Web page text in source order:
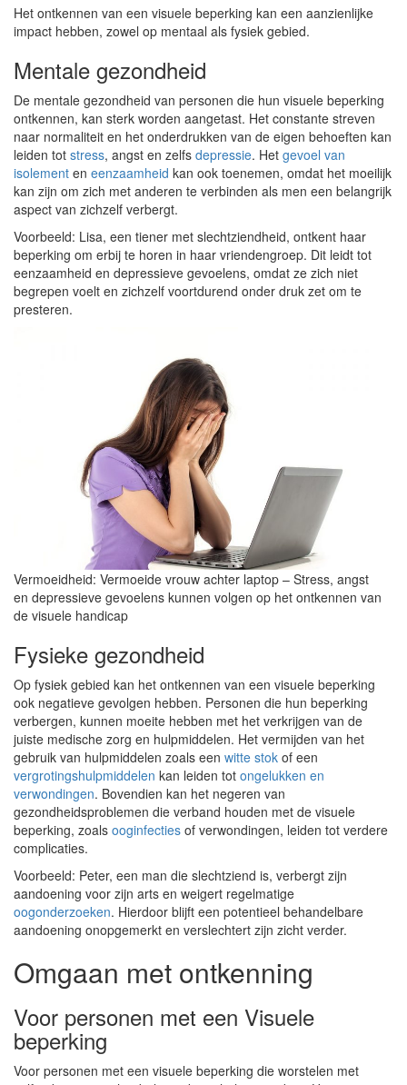
Het ontkennen van een visuele beperking kan een aanzienlijke
impact hebben, zowel op mentaal als fysiek gebied.
Mentale gezondheid
De mentale gezondheid van personen die hun visuele beperking
ontkennen, kan sterk worden aangetast. Het constante streven
naar normaliteit en het onderdrukken van de eigen behoeften kan
leiden tot stress, angst en zelfs depressie. Het gevoel van
isolement en eenzaamheid kan ook toenemen, omdat het moeilijk
kan zijn om zich met anderen te verbinden als men een belangrijk
aspect van zichzelf verbergt.
Voorbeeld: Lisa, een tiener met slechtziendheid, ontkent haar
beperking om erbij te horen in haar vriendengroep. Dit leidt tot
eenzaamheid en depressieve gevoelens, omdat ze zich niet
begrepen voelt en zichzelf voortdurend onder druk zet om te
presteren.
Vermoeidheid: Vermoeide vrouw achter laptop – Stress, angst
en depressieve gevoelens kunnen volgen op het ontkennen van
de visuele handicap
Fysieke gezondheid
Op fysiek gebied kan het ontkennen van een visuele beperking
ook negatieve gevolgen hebben. Personen die hun beperking
verbergen, kunnen moeite hebben met het verkrijgen van de
juiste medische zorg en hulpmiddelen. Het vermijden van het
gebruik van hulpmiddelen zoals een witte stok of een
vergrotingshulpmiddelen kan leiden tot ongelukken en
verwondingen. Bovendien kan het negeren van
gezondheidsproblemen die verband houden met de visuele
beperking, zoals ooginfecties of verwondingen, leiden tot verdere
complicaties.
Voorbeeld: Peter, een man die slechtziend is, verbergt zijn
aandoening voor zijn arts en weigert regelmatige
oogonderzoeken. Hierdoor blijft een potentieel behandelbare
aandoening onopgemerkt en verslechtert zijn zicht verder.
Omgaan met ontkenning
Voor personen met een Visuele
beperking
Voor personen met een visuele beperking die worstelen met